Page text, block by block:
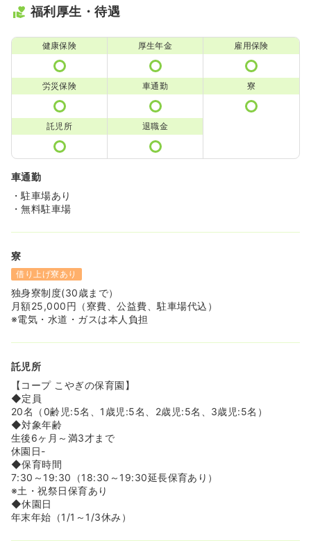
福利厚生・待遇
健康保険 厚生年金 雇用保険
労災保険 車通勤 寮
託児所 退職金
車通勤
・駐車場あり
・無料駐車場
寮
借り上げ寮あり
独身寮制度(30歳まで）
月額25,000円（寮費、公益費、駐車場代込）
※電気・水道・ガスは本人負担
託児所
【コープ こやぎの保育園】
◆定員
20名（0齢児:5名、1歳児:5名、2歳児:5名、3歳児:5名）
◆対象年齢
生後6ヶ月～満3才まで
休園日-
◆保育時間
7:30～19:30（18:30～19:30延長保育あり）
※土・祝祭日保育あり
◆休園日
年末年始（1/1～1/3休み）